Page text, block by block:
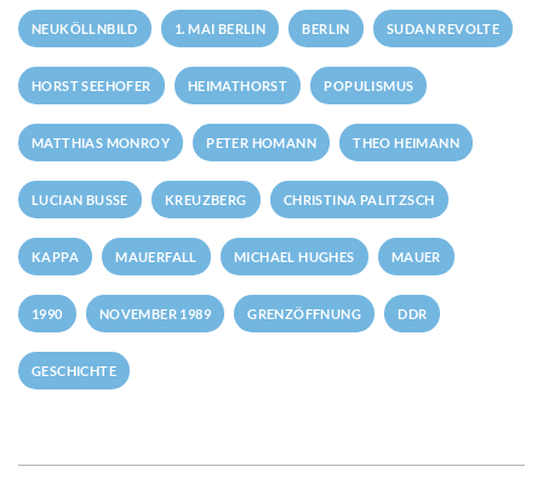
NEUKÖLLNBILD 1. MAI BERLIN BERLIN SUDAN REVOLTE
HORST SEEHOFER HEIMATHORST POPULISMUS
MATTHIAS MONROY PETER HOMANN THEO HEIMANN
LUCIAN BUSSE KREUZBERG CHRISTINA PALITZSCH
KAPPA MAUERFALL MICHAEL HUGHES MAUER
1990 NOVEMBER 1989 GRENZÖFFNUNG DDR
GESCHICHTE